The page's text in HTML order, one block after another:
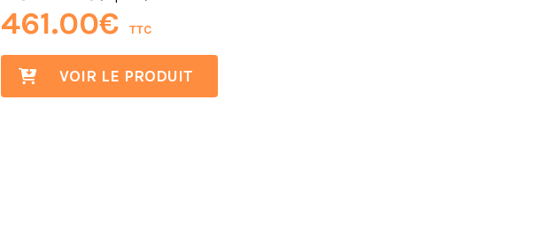
461.00€ TTC
VOIR LE PRODUIT